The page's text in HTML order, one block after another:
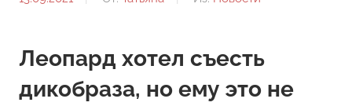
Леопард хотел съесть
дикобраза, но ему это не